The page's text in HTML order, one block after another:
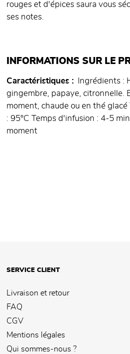
rouges et d'épices saura vous
ses notes.
INFORMATIONS SUR LE
Caractéristiques
Ingrédients :
gingembre, papaye, citronnelle.
moment, chaude ou en thé
: 95°C Temps d'infusion : 4-5
moment
SERVICE CLIENT
Livraison et retour
FAQ
CGV
Mentions légales
Qui sommes-nous ?